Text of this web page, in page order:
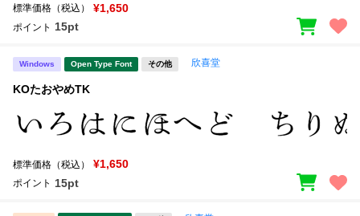
標準価格（税込） ¥1,650
ポイント 15pt
Windows Open Type Font その他 欣喜堂
KOたおやめTK
標準価格（税込） ¥1,650
ポイント 15pt